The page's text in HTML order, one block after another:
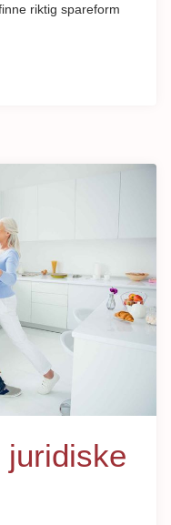
riktig spareform
juridiske